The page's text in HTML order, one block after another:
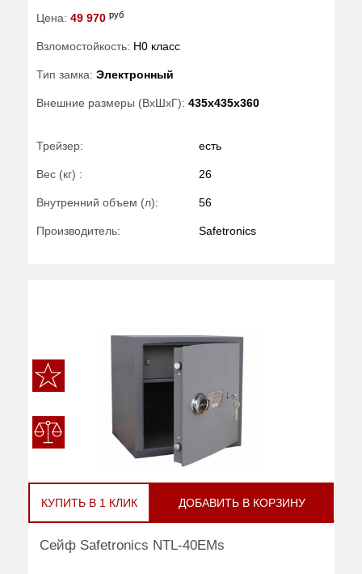
Цена: 49 970 руб
Взломостойкость: H0 класс
Тип замка: Электронный
Внешние размеры (ВхШхГ): 435x435x360
Трейзер: есть
Вес (кг) : 26
Внутренний объем (л): 56
Производитель: Safetronics
КУПИТЬ В 1 КЛИК ДОБАВИТЬ В КОРЗИНУ
Сейф Safetronics NTL-40EMs